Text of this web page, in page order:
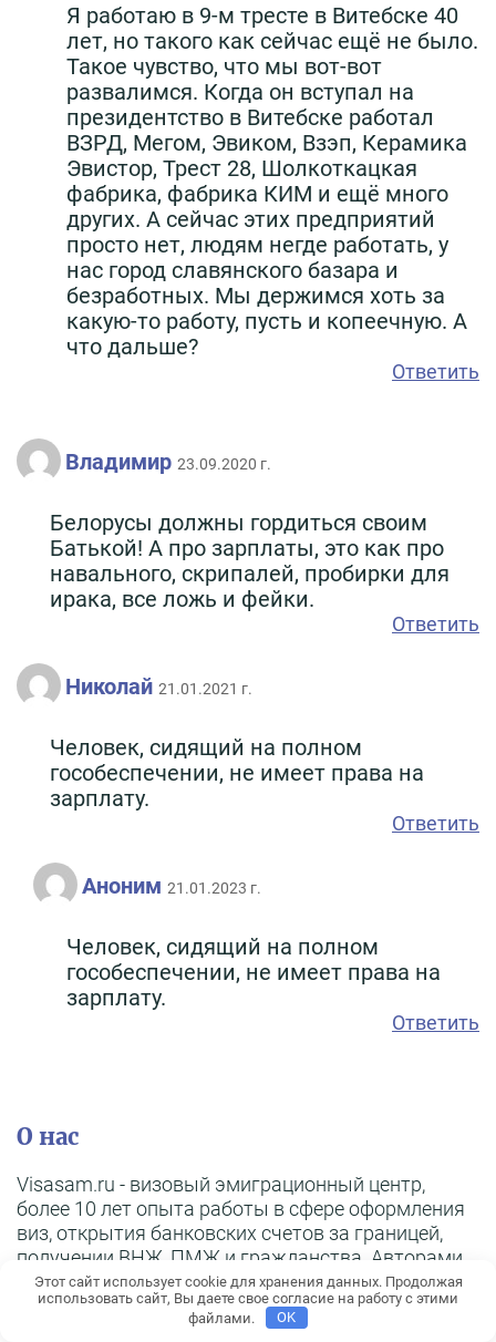
Я работаю в 9-м тресте в Витебске 40
лет, но такого как сейчас ещё не было.
Такое чувство, что мы вот-вот
развалимся. Когда он вступал на
президентство в Витебске работал
ВЗРД, Мегом, Эвиком, Взэп, Керамика
Эвистор, Трест 28, Шолкоткацкая
фабрика, фабрика КИМ и ещё много
других. А сейчас этих предприятий
просто нет, людям негде работать, у
нас город славянского базара и
безработных. Мы держимся хоть за
какую-то работу, пусть и копеечную. А
что дальше?
Ответить
Владимир 23.09.2020 г.
Белорусы должны гордиться своим
Батькой! А про зарплаты, это как про
навального, скрипалей, пробирки для
ирака, все ложь и фейки.
Ответить
Николай 21.01.2021 г.
Человек, сидящий на полном
гособеспечении, не имеет права на
зарплату.
Ответить
Аноним 21.01.2023 г.
Человек, сидящий на полном
гособеспечении, не имеет права на
зарплату.
Ответить
О нас
Visasam.ru - визовый эмиграционный центр,
более 10 лет опыта работы в сфере оформления
виз, открытия банковских счетов за границей,
получении ВНЖ, ПМЖ и гражданства. Авторами
материалов на сайте являются миграционные
визовые специалисты, путешественники и люди,
живущие за границей.
Этот сайт использует cookie для хранения данных. Продолжая
использовать сайт, Вы даете свое согласие на работу с этими
файлами.
OK